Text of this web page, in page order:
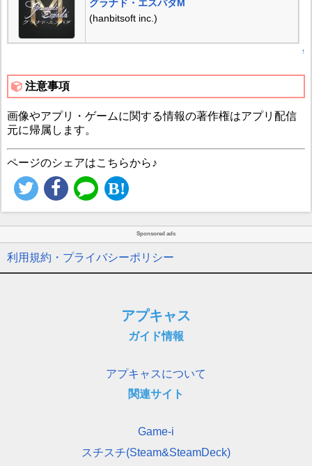
グラナド・エスパダM
(hanbitsoft inc.)
↑
注意事項
画像やアプリ・ゲームに関する情報の著作権はアプリ配信
元に帰属します。
ページのシェアはこちらから♪
Sponsored ads
利用規約・プライバシーポリシー
アプキャス
ガイド情報
アプキャスについて
関連サイト
Game-i
スチスチ(Steam&SteamDeck)